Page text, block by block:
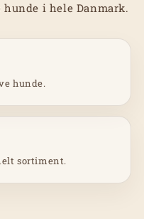
i hele Danmark.
hunde.
sortiment.